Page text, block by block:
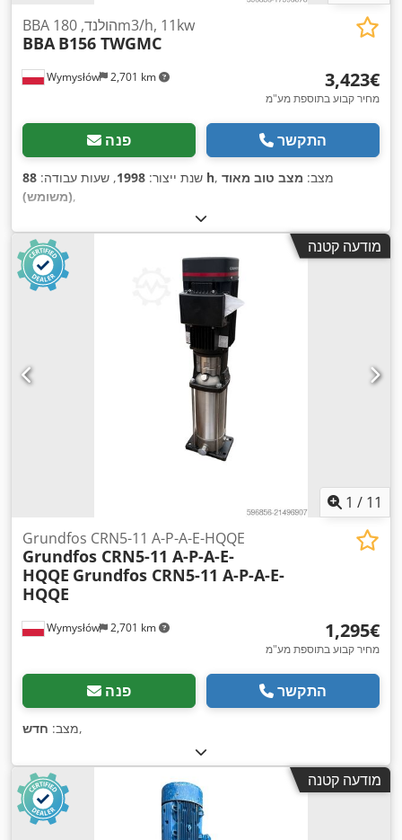
Wymysłów 2,701 km
BBA הולנד, 180m3/h, 11kw
BBA B156 TWGMC
‏3,423 ‏€
מחיר קבוע בתוספת מע"מ
פנה התקשר
שנת ייצור: 1998, שעות עבודה: 88 h , מצב: מצב טוב מאוד
(משומש),
מודעה קטנה
1 / 11
Wymysłów 2,701 km
Grundfos CRN5-11 A-P-A-E-HQQE
Grundfos CRN5-11 A-P-A-E-
HQQE Grundfos CRN5-11 A-P-A-E-
HQQE
‏1,295 ‏€
מחיר קבוע בתוספת מע"מ
פנה התקשר
מצב: חדש ,
מודעה קטנה